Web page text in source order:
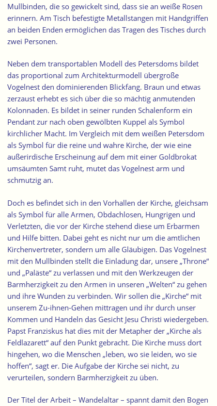
Mullbinden, die so gewickelt sind, dass sie an weiße Rosen
erinnern. Am Tisch befestigte Metallstangen mit Handgriffen
an beiden Enden ermöglichen das Tragen des Tisches durch
zwei Personen.
Neben dem transportablen Modell des Petersdoms bildet
das proportional zum Architekturmodell übergroße
Vogelnest den dominierenden Blickfang. Braun und etwas
zerzaust erhebt es sich über die so mächtig anmutenden
Kolonnaden. Es bildet in seiner runden Schalenform ein
Pendant zur nach oben gewölbten Kuppel als Symbol
kirchlicher Macht. Im Vergleich mit dem weißen Petersdom
als Symbol für die reine und wahre Kirche, der wie eine
außerirdische Erscheinung auf dem mit einer Goldbrokat
umsäumten Samt ruht, mutet das Vogelnest arm und
schmutzig an.
Doch es befindet sich in den Vorhallen der Kirche, gleichsam
als Symbol für alle Armen, Obdachlosen, Hungrigen und
Verletzten, die vor der Kirche stehend diese um Erbarmen
und Hilfe bitten. Dabei geht es nicht nur um die amtlichen
Kirchenvertreter, sondern um alle Gläubigen. Das Vogelnest
mit den Mullbinden stellt die Einladung dar, unsere „Throne“
und „Paläste“ zu verlassen und mit den Werkzeugen der
Barmherzigkeit zu den Armen in unseren „Welten“ zu gehen
und ihre Wunden zu verbinden. Wir sollen die „Kirche“ mit
unserem Zu-ihnen-Gehen mittragen und ihr durch unser
Kommen und Handeln das Gesicht Jesu Christi wiedergeben.
Papst Franziskus hat dies mit der Metapher der „Kirche als
Feldlazarett“ auf den Punkt gebracht. Die Kirche muss dort
hingehen, wo die Menschen „leben, wo sie leiden, wo sie
hoffen“, sagt er. Die Aufgabe der Kirche sei nicht, zu
verurteilen, sondern Barmherzigkeit zu üben.
Der Titel der Arbeit – Wandelaltar – spannt damit den Bogen